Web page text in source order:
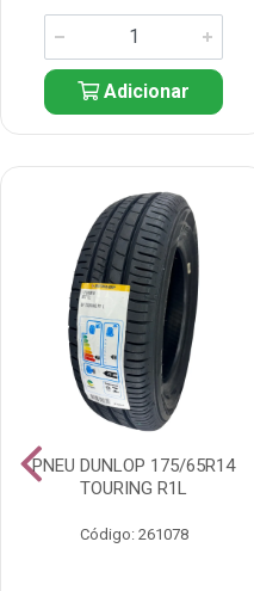
Adicionar
PNEU DUNLOP 175/65R14
TOURING R1L
Código: 261078